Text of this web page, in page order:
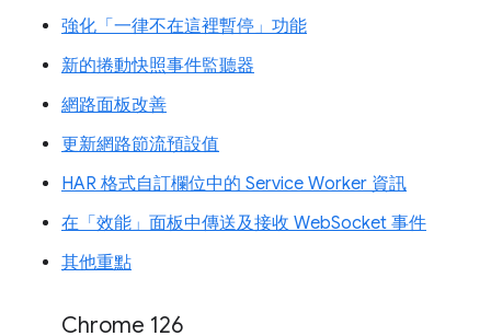
強化「一律不在這裡暫停」功能
新的捲動快照事件監聽器
網路面板改善
更新網路節流預設值
HAR 格式自訂欄位中的 Service Worker 資訊
在「效能」面板中傳送及接收 WebSocket 事件
其他重點
Chrome 126